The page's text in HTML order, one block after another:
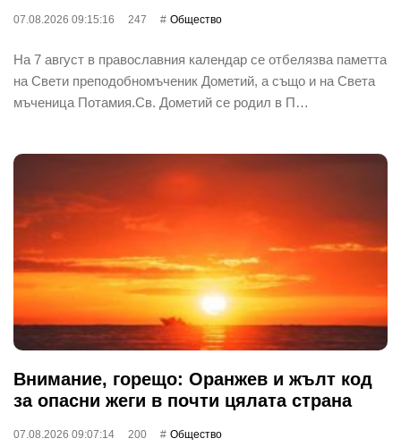
07.08.2026 09:15:16 247 Общество
На 7 август в православния календар се отбелязва паметта
на Свети преподобномъченик Дометий, а също и на Света
мъченица Потамия.Св. Дометий се родил в П…
Внимание, горещо: Оранжев и жълт код
за опасни жеги в почти цялата страна
07.08.2026 09:07:14 200 Общество